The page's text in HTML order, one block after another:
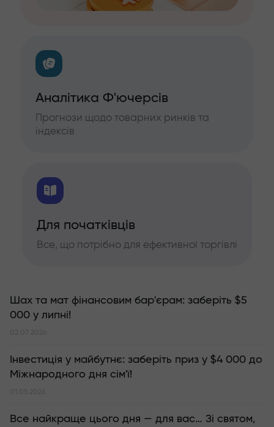
Аналітика Ф'ючерсів
Прогнози щодо товарних ринків та
індексів
Для початківців
Все, що потрібно для ефективної торгівлі
Шах та мат фінансовим бар'єрам: заберіть $5
000 у липні!
02.07.2026
Інвестиція у майбутнє: заберіть приз у $4 000 до
Міжнародного дня сім'ї!
01.05.2026
Все найкраще цього дня — для вас… Зі святом,